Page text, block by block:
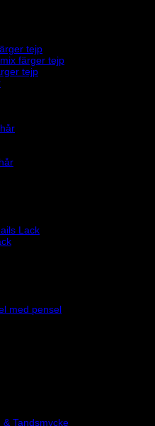
tejp
färger tejp
tejp
Lack
med pensel
Tandsmycke